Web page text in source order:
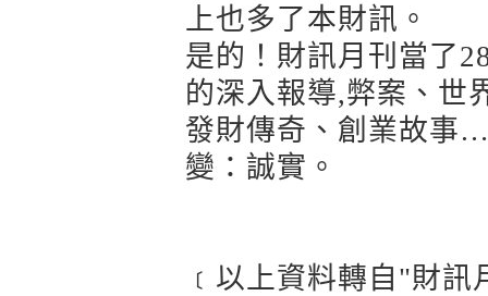
上也多了本財訊。
是的！財訊月刊當了
的深入報導,弊案、世
發財傳奇、創業故事
變：誠實。
﹝以上資料轉自"財訊